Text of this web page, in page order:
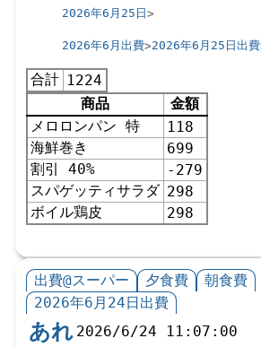
2026年6月25日
2026年6月出費 2026年6月25日出費
合計 1224
商品
金額
メロロンパン 特
118
海鮮巻き
699
割引 40%
-279
スパゲッティサラダ 298
ボイル鶏皮
298
出費@スーパー 夕食費
朝食費
2026年6月24日出費
あれ 2026/6/24 11:07:00